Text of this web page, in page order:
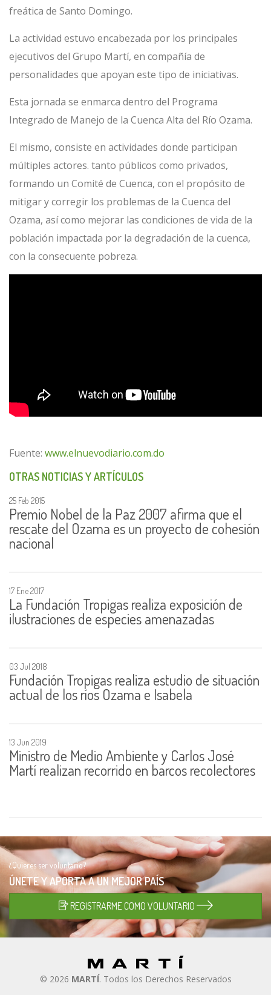
freática de Santo Domingo.
La actividad estuvo encabezada por los principales
ejecutivos del Grupo Martí, en compañía de
personalidades que apoyan este tipo de iniciativas.
Esta jornada se enmarca dentro del Programa
Integrado de Manejo de la Cuenca Alta del Río Ozama.
El mismo, consiste en actividades donde participan
múltiples actores. tanto públicos como privados,
formando un Comité de Cuenca, con el propósito de
mitigar y corregir los problemas de la Cuenca del
Ozama, así como mejorar las condiciones de vida de la
población impactada por la degradación de la cuenca,
con la consecuente pobreza.
Fuente: www.elnuevodiario.com.do
OTRAS NOTICIAS Y ARTÍCULOS
25 Feb 2015
Premio Nobel de la Paz 2007 afirma que el
rescate del Ozama es un proyecto de cohesión
nacional
17 Ene 2017
La Fundación Tropigas realiza exposición de
ilustraciones de especies amenazadas
03 Jul 2018
Fundación Tropigas realiza estudio de situación
actual de los ríos Ozama e Isabela
13 Jun 2019
Ministro de Medio Ambiente y Carlos José
Martí realizan recorrido en barcos recolectores
¿Quieres ser voluntario?
ÚNETE Y APORTA A UNMEJOR PAÍS
REGISTRARME COMO VOLUNTARIO
© 2026 MARTÍ. Todos los Derechos Reservados